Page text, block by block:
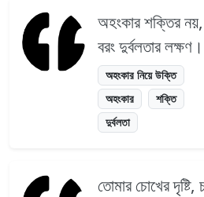
অহংকার শক্তির নয়,
বরং দুর্বলতার লক্ষণ।
অহংকার নিয়ে উক্তি
অহংকার
শক্তি
দুর্বলতা
তোমার চোখের